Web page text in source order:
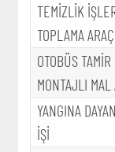
TEMİZLİK
TOPLAMA
OTOBÜS
MONTAJLI
YANGINA
İŞİ